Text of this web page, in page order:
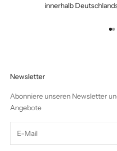
innerhalb
Newsletter
Abonniere unseren Newsletter
Angebote